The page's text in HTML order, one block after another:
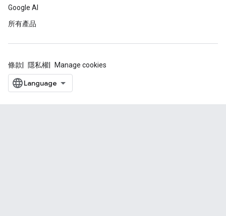
Google AI
所有產品
條款 隱私權 Manage cookies